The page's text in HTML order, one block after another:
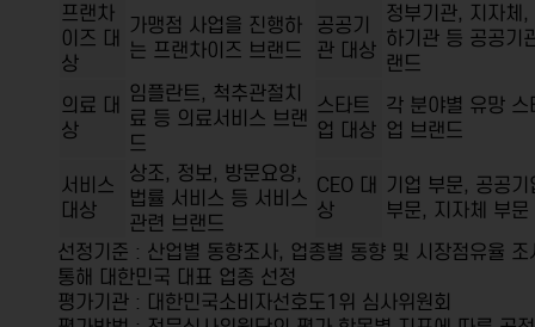
프랜차
이즈 대
상
가맹점 사업을 진행하
는 프랜차이즈 브랜드
공공기
관 대상
정부기관, 지자체,
하기관 등 공공기
랜드
의료 대
상
임플란트, 척추관절치
료 등 의료서비스 브랜
드
스타트
업 대상
각 분야별 유망 스
업 브랜드
서비스
대상
상조, 정보, 방문요양,
법률 서비스 등 서비스
관련 브랜드
CEO 대
상
기업 부문, 공공기
부문, 지자체 부문
선정기준 : 산업별 동향조사, 업종별 동향 및 시장점유율 조
통해 대한민국 대표 업종 선정
평가기관 : 대한민국소비자선호도1위 심사위원회